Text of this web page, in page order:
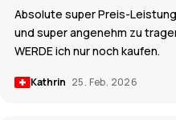
Absolute super Preis-
und super angenehm zu
WERDE ich nur noch kaufen.
Kathrin 25. Feb. 2026